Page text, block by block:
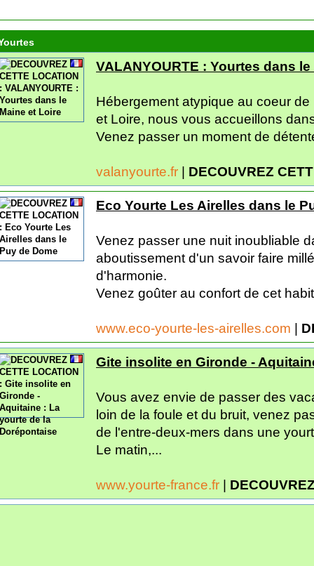
VALANYOURTE : Yourtes dans
Hébergement atypique au coeur
et Loire, nous vous accueillons
Venez passer un moment de
valanyourte.fr | DECOUVREZ
Eco Yourte Les Airelles dans le
Venez passer une nuit inoubliable
aboutissement d'un savoir faire
d'harmonie.
Venez goûter au confort de cet
www.eco-yourte-les-airelles.com |
Gite insolite en Gironde -
Vous avez envie de passer des
loin de la foule et du bruit, venez
de l'entre-deux-mers dans une
Le matin,...
www.yourte-france.fr |